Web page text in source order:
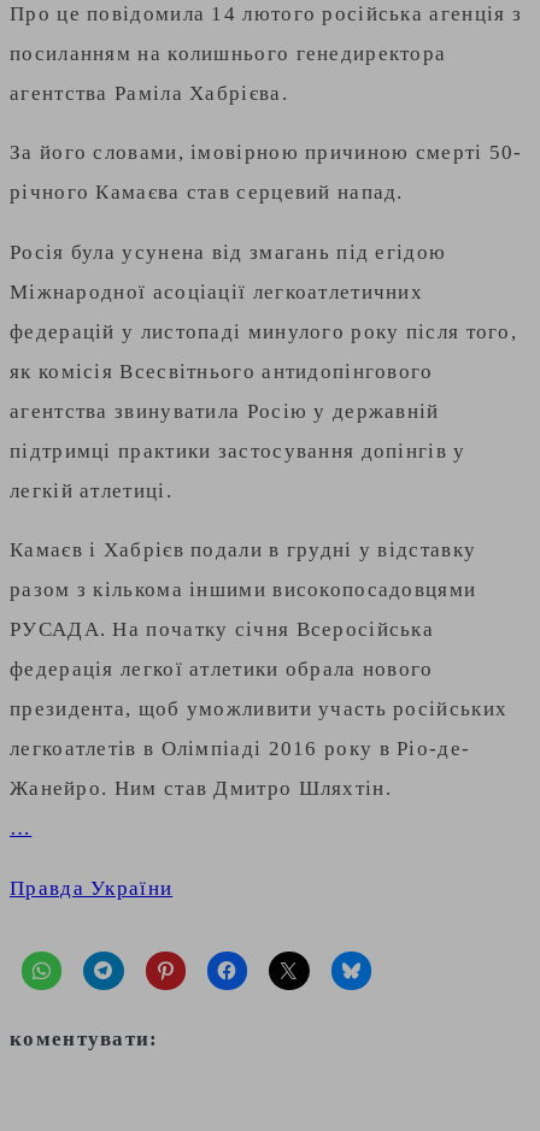
Про це повідомила 14 лютого російська агенція з
посиланням на колишнього генедиректора
агентства Раміла Хабрієва.
За його словами, імовірною причиною смерті 50-
річного Камаєва став серцевий напад.
Росія була усунена від змагань під егідою
Міжнародної асоціації легкоатлетичних
федерацій у листопаді минулого року після того,
як комісія Всесвітнього антидопінгового
агентства звинуватила Росію у державній
підтримці практики застосування допінгів у
легкій атлетиці.
Камаєв і Хабрієв подали в грудні у відставку
разом з кількома іншими високопосадовцями
РУСАДА. На початку січня Всеросійська
федерація легкої атлетики обрала нового
президента, щоб уможливити участь російських
легкоатлетів в Олімпіаді 2016 року в Ріо-де-
Жанейро. Ним став Дмитро Шляхтін.
…
Правда України
коментувати: